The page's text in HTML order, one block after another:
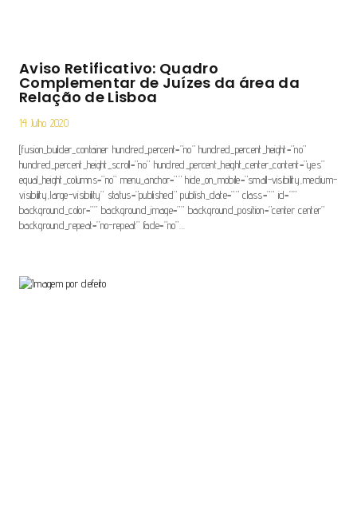
Aviso Retificativo: Quadro
Complementar de Juízes da área da
Relação de Lisboa
14 Julho 2020
[fusion_builder_container hundred_percent=”no” hundred_percent_height=”no”
hundred_percent_height_scroll=”no” hundred_percent_height_center_content=”yes”
equal_height_columns=”no” menu_anchor=”” hide_on_mobile=”small-visibility,medium-
visibility,large-visibility” status=”published” publish_date=”” class=”” id=””
background_color=”” background_image=”” background_position=”center center”
background_repeat=”no-repeat” fade=”no”…